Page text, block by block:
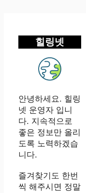
힐링넷
안녕하세요. 힐링
넷 운영자 입니
다. 지속적으로
좋은 정보만 올리
도록 노력하겠습
니다.
즐겨찾기도 한번
씩 해주시면 정말